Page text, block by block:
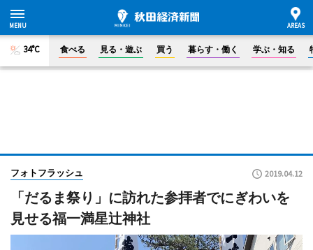
34°C 食べる 見る・遊ぶ 買う 暮らす・働く 学ぶ・知る
フォトフラッシュ 2019.04.12
「だるま祭り」に訪れた参拝者でにぎわいを
見せる福一満星辻神社